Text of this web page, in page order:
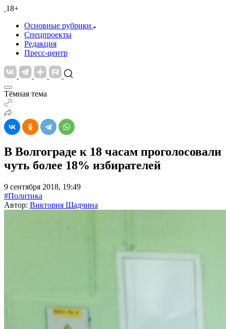
18+
Основные рубрики
Спецпроекты
Редакция
Пресс-центр
Тёмная тема
В Волгограде к 18 часам проголосовали
чуть более 18% избирателей
9 сентября 2018, 19:49
#Политика
Автор: Виктория Шадчина